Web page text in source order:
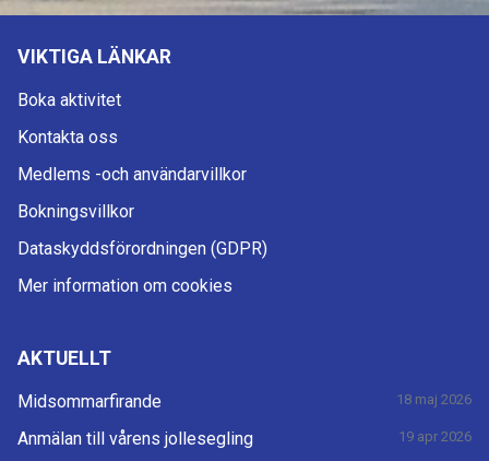
VIKTIGA LÄNKAR
Boka aktivitet
Kontakta oss
Medlems -och användarvillkor
Bokningsvillkor
Dataskyddsförordningen (GDPR)
Mer information om cookies
AKTUELLT
Midsommarfirande 18 maj 2026
Anmälan till vårens jollesegling 19 apr 2026